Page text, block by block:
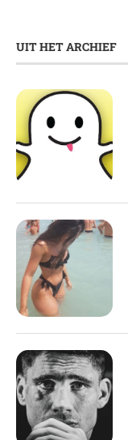
UIT HET ARCHIEF